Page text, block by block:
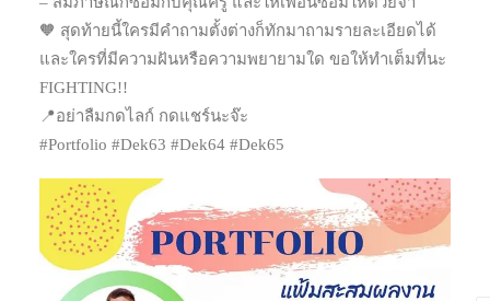
🧡 สุดท้ายนี้ใครมีคำถามตั้งต่างก็ทักมาถามรายละเอียดได้
และใครที่มีความฝันหรือความพยายามใด ขอให้ทำเต็มที่นะ
FIGHTING!!
📍อย่าลืมกดไลก์ กดแชร์นะจ๊ะ
#Portfolio #Dek63 #Dek64 #Dek65